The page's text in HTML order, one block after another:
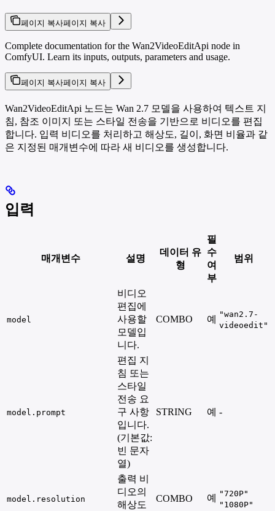
페이지 복사페이지 복사
Complete documentation for the Wan2VideoEditApi node in
ComfyUI. Learn its inputs, outputs, parameters and usage.
페이지 복사페이지 복사
Wan2VideoEditApi 노드는 Wan 2.7 모델을 사용하여 텍스트 지
침, 참조 이미지 또는 스타일 전송을 기반으로 비디오를 편집
합니다. 입력 비디오를 처리하고 해상도, 길이, 화면 비율과 같
은 지정된 매개변수에 따라 새 비디오를 생성합니다.
입력
매개변수 설명
데이터 유
형
필
수
여
부
범위
model
비디오
편집에
사용할
모델입
니다.
COMBO 예
"wan2.7-
videoedit"
model.prompt
편집 지
침 또는
스타일
전송 요
구 사항
입니다.
(기본값:
빈 문자
열)
STRING 예 -
model.resolution
출력 비
디오의
해상도
COMBO 예
"720P"
"1080P"